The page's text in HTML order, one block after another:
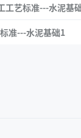
工艺标准---水泥基
准---水泥基础1